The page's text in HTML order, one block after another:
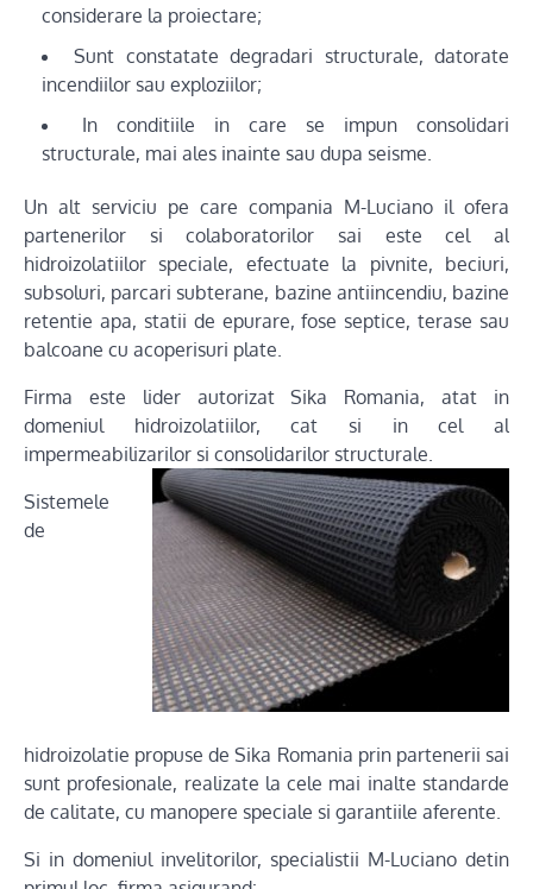
considerare la proiectare;
Sunt constatate degradari structurale, datorate
incendiilor sau exploziilor;
In conditiile in care se impun consolidari
structurale, mai ales inainte sau dupa seisme.
Un alt serviciu pe care compania M-Luciano il ofera
partenerilor si colaboratorilor sai este cel al
hidroizolatiilor speciale, efectuate la pivnite, beciuri,
subsoluri, parcari subterane, bazine antiincendiu, bazine
retentie apa, statii de epurare, fose septice, terase sau
balcoane cu acoperisuri plate.
Firma este lider autorizat Sika Romania, atat in
domeniul hidroizolatiilor, cat si in cel al
impermeabilizarilor si consolidarilor structurale.
Sistemele
de
hidroizolatie propuse de Sika Romania prin partenerii sai
sunt profesionale, realizate la cele mai inalte standarde
de calitate, cu manopere speciale si garantiile aferente.
Si in domeniul invelitorilor, specialistii M-Luciano detin